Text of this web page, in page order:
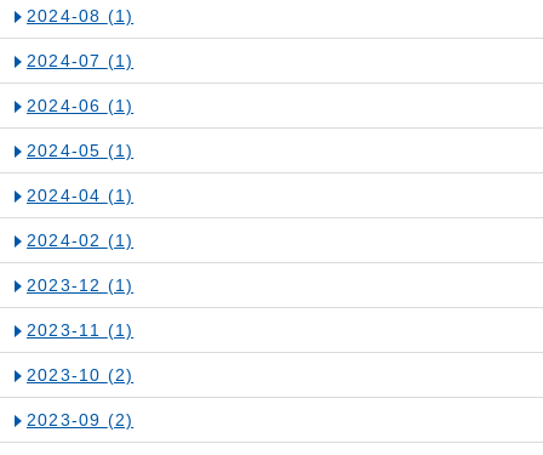
2024-08 (1)
2024-07 (1)
2024-06 (1)
2024-05 (1)
2024-04 (1)
2024-02 (1)
2023-12 (1)
2023-11 (1)
2023-10 (2)
2023-09 (2)